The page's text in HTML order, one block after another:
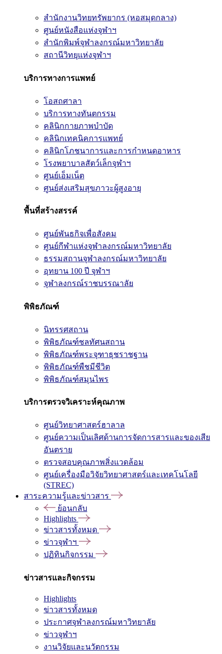
สำนักงานวิทยทรัพยากร (หอสมุดกลาง)
ศูนย์หนังสือแห่งจุฬาฯ
สำนักพิมพ์จุฬาลงกรณ์มหาวิทยาลัย
สถานีวิทยุแห่งจุฬาฯ
บริการทางการแพทย์
โอสถศาลา
บริการทางทันตกรรม
คลินิกกายภาพบำบัด
คลินิกเทคนิคการแพทย์
คลินิกโภชนาการและการกำหนดอาหาร
โรงพยาบาลสัตว์เล็กจุฬาฯ
ศูนย์เอ็มเน็ต
ศูนย์ส่งเสริมสุขภาวะผู้สูงอายุ
พื้นที่สร้างสรรค์
ศูนย์พันธกิจเพื่อสังคม
ศูนย์กีฬาแห่งจุฬาลงกรณ์มหาวิทยาลัย
ธรรมสถานจุฬาลงกรณ์มหาวิทยาลัย
อุทยาน 100 ปี จุฬาฯ
จุฬาลงกรณ์ราชบรรณาลัย
พิพิธภัณฑ์
นิทรรศสถาน
พิพิธภัณฑ์ชลทัศนสถาน
พิพิธภัณฑ์พระจุฑาธุชราชฐาน
พิพิธภัณฑ์พืชมีชีวิต
พิพิธภัณฑ์สมุนไพร
บริการตรวจวิเคราะห์คุณภาพ
ศูนย์วิทยาศาสตร์ฮาลาล
ศูนย์ความเป็นเลิศด้านการจัดการสารและของเสีย
อันตราย
ตรวจสอบคุณภาพสิ่งแวดล้อม
ศูนย์เครื่องมือวิจัยวิทยาศาสตร์และเทคโนโลยี
(STREC)
สาระความรู้และข่าวสาร
ย้อนกลับ
Highlights
ข่าวสารทั้งหมด
ข่าวจุฬาฯ
ปฏิทินกิจกรรม
ข่าวสารและกิจกรรม
Highlights
ข่าวสารทั้งหมด
ประกาศจุฬาลงกรณ์มหาวิทยาลัย
ข่าวจุฬาฯ
งานวิจัยและนวัตกรรม